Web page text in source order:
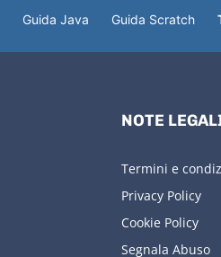
Guida Java Guida Scratch
NOTE
Termini e
Privacy Policy
Cookie Policy
Segnala Abuso